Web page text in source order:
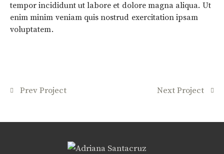
tempor incididunt ut labore et dolore magna aliqua. Ut
enim minim veniam quis nostrud exercitation ipsam
voluptatem.
Prev Project Next Project